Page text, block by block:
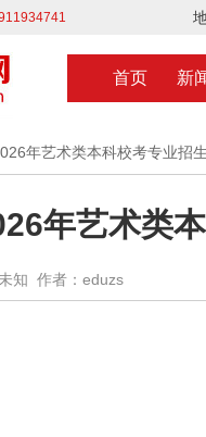
首页 新
年艺术类本科校考专业招
年艺术类
知 作者：eduzs